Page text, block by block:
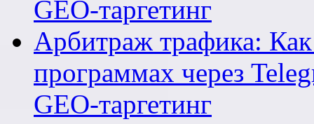
GEO-таргетинг
Арбитраж трафика: Как
программах через
GEO-таргетинг